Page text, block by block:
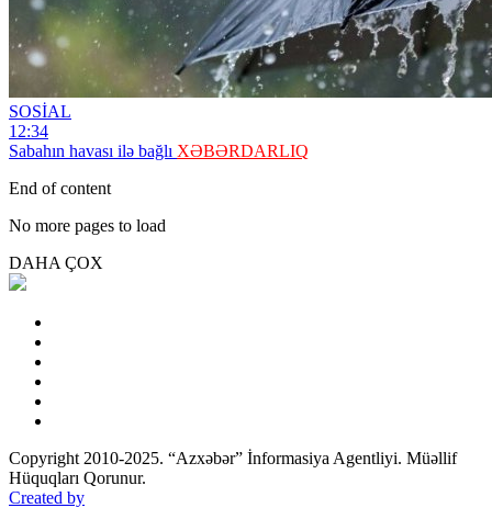
SOSİAL
12:34
Sabahın havası ilə bağlı XƏBƏRDARLIQ
End of content
No more pages to load
DAHA ÇOX
Copyright 2010-2025. “Azxəbər” İnformasiya Agentliyi. Müəllif
Hüquqları Qorunur.
Created by